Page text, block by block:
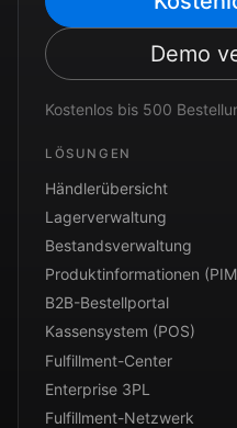
Demo
Kostenlos bis 500
LÖSUNGEN
Händlerübersicht
Lagerverwaltung
Bestandsverwaltung
Produktinformationen
B2B-Bestellportal
Kassensystem (POS)
Fulfillment-Center
Enterprise 3PL
Fulfillment-Netzwerk